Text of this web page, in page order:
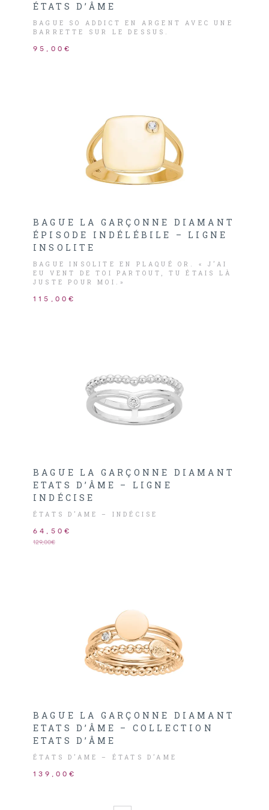
ÉTATS D’ÂME
BAGUE SO ADDICT EN ARGENT AVEC UNE
BARRETTE SUR LE DESSUS.
95,00€
BAGUE LA GARÇONNE DIAMANT
ÉPISODE INDÉLÉBILE – LIGNE
INSOLITE
BAGUE INSOLITE EN PLAQUÉ OR. « J’AI
EU VENT DE TOI PARTOUT, TU ÉTAIS LÀ
JUSTE POUR MOI.»
115,00€
BAGUE LA GARÇONNE DIAMANT
ETATS D’ÂME – LIGNE
INDÉCISE
ÉTATS D’AME – INDÉCISE
129,00€
64,50€
BAGUE LA GARÇONNE DIAMANT
ETATS D’ÂME – COLLECTION
ETATS D’ÂME
ÉTATS D’AME – ÉTATS D’AME
139,00€